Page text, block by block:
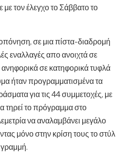
τον έλεγχο το Σάββατο το
σε μια πίστα-διαδρομή
εναλλαγές απο ανοιχτά σε
ανηφορικά σε κατηφορικά τυφλά
ήταν προγραμματισμένα τα
για τις 44 συμμετοχές, με
τηρεί το πρόγραμμα στο
να αναλαμβάνει μεγάλο
μόνο στην κρίση τους το στύλ